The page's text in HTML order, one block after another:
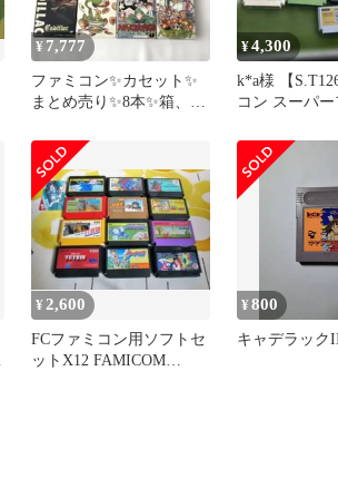
¥ 7,777
ファミコン✨カセット✨
まとめ売り✨8本✨箱、取
¥4,300
k*a様 【
コン スーパー
¥ 2,600
FCファミコン用ソフトセ
ットX12 FAMICOM
¥800
キャデラック